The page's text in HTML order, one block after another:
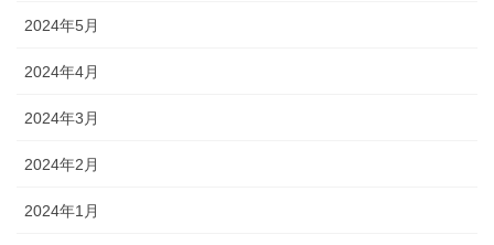
2024年5月
2024年4月
2024年3月
2024年2月
2024年1月